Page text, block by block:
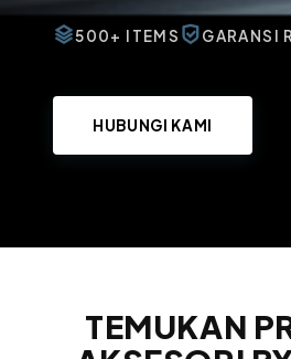
500+ ITEMS GARANSI
HUBUNGI KAMI
TEMUKAN